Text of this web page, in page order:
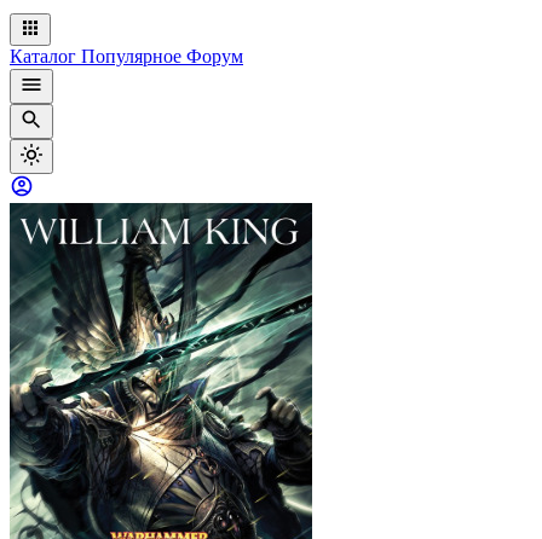
Каталог Популярное Форум